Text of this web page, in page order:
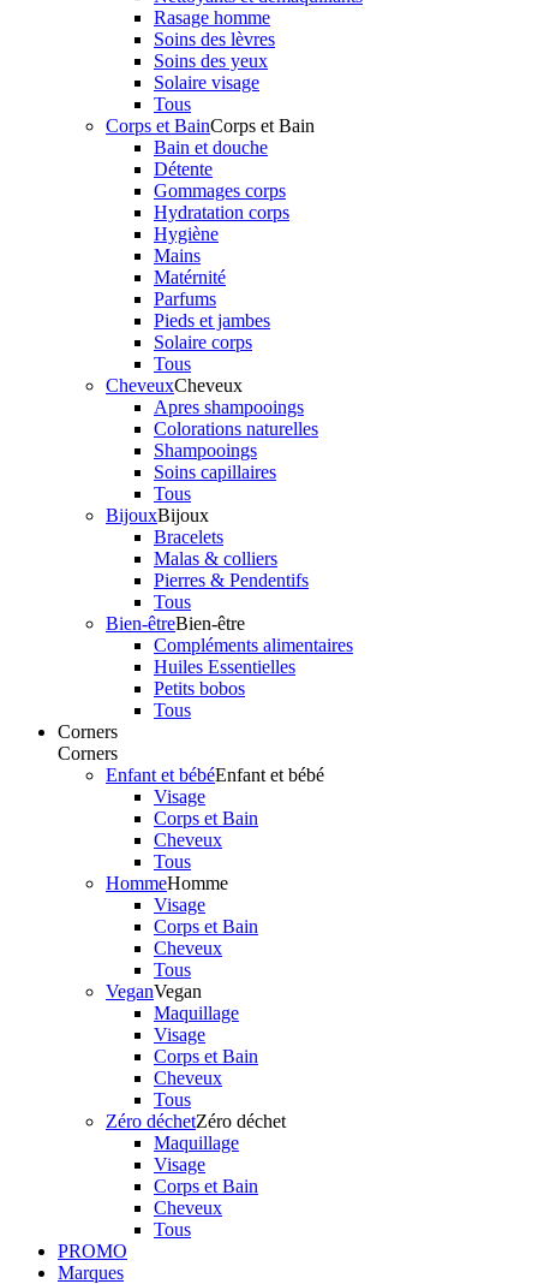
Rasage homme
Soins des lèvres
Soins des yeux
Solaire visage
Tous
Corps et BainCorps et Bain
Bain et douche
Détente
Gommages corps
Hydratation corps
Hygiène
Mains
Matérnité
Parfums
Pieds et jambes
Solaire corps
Tous
CheveuxCheveux
Apres shampooings
Colorations naturelles
Shampooings
Soins capillaires
Tous
BijouxBijoux
Bracelets
Malas & colliers
Pierres & Pendentifs
Tous
Bien-êtreBien-être
Compléments alimentaires
Huiles Essentielles
Petits bobos
Tous
Corners
Corners
Enfant et bébéEnfant et bébé
Visage
Corps et Bain
Cheveux
Tous
HommeHomme
Visage
Corps et Bain
Cheveux
Tous
VeganVegan
Maquillage
Visage
Corps et Bain
Cheveux
Tous
Zéro déchetZéro déchet
Maquillage
Visage
Corps et Bain
Cheveux
Tous
PROMO
Marques